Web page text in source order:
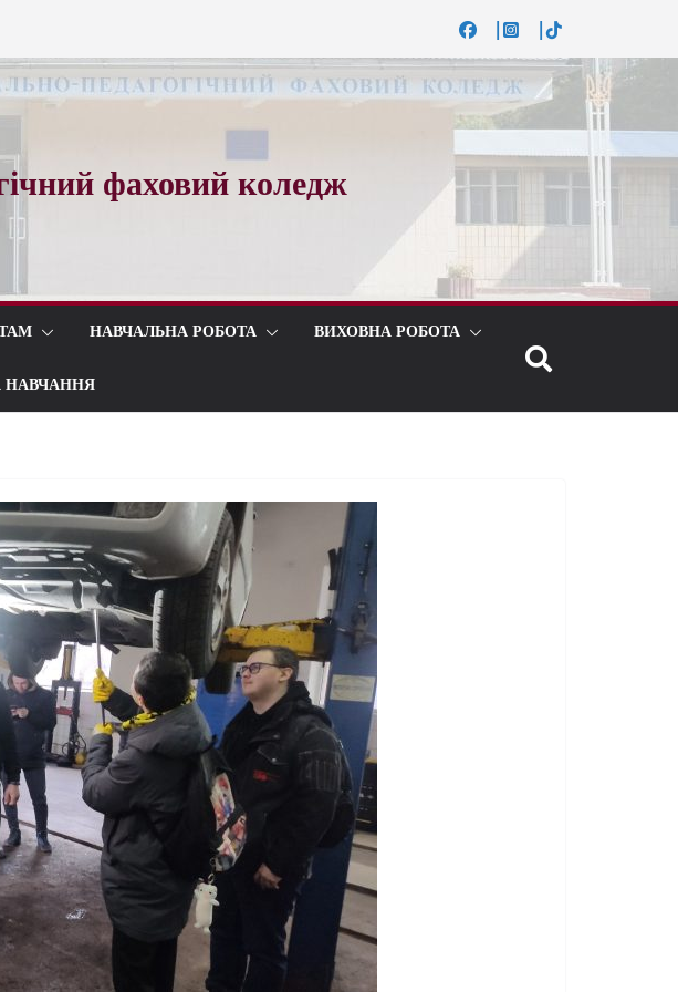
фаховий коледж
НАВЧАЛЬНА РОБОТА ВИХОВНА РОБОТА
НАВЧАННЯ